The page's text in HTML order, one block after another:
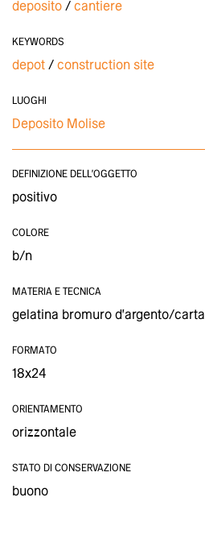
deposito cantiere
KEYWORDS
depot construction site
LUOGHI
Deposito Molise
DEFINIZIONE DELL'OGGETTO
positivo
COLORE
b/n
MATERIA E TECNICA
gelatina bromuro d'argento/carta
FORMATO
18x24
ORIENTAMENTO
orizzontale
STATO DI CONSERVAZIONE
buono